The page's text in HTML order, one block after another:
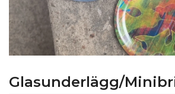
Glasunderlägg/